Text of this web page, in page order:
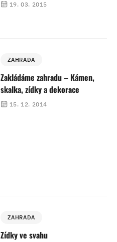
19. 03. 2015
ZAHRADA
Zakládáme zahradu – Kámen,
skalka, zídky a dekorace
15. 12. 2014
ZAHRADA
Zídky ve svahu